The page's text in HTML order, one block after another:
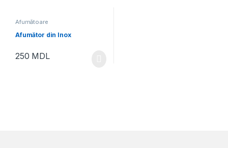
Afumătoare
Afumător din Inox
250 MDL